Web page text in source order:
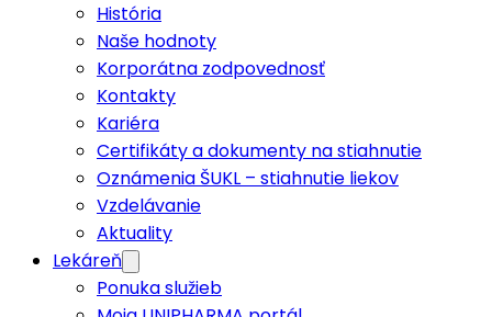
História
Naše hodnoty
Korporátna zodpovednosť
Kontakty
Kariéra
Certifikáty a dokumenty na stiahnutie
Oznámenia ŠUKL – stiahnutie liekov
Vzdelávanie
Aktuality
Lekáreň
Ponuka služieb